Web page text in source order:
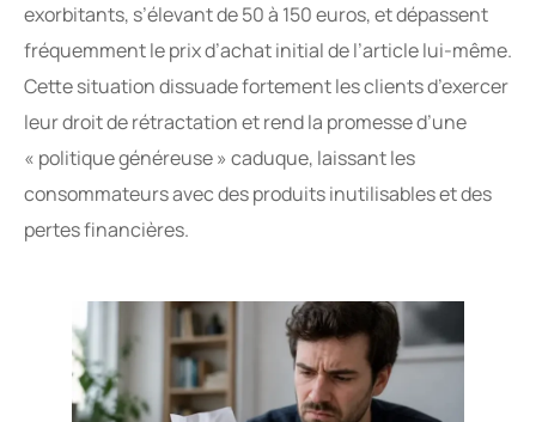
exorbitants, s’élevant de 50 à 150 euros, et dépassent
fréquemment le prix d’achat initial de l’article lui-même.
Cette situation dissuade fortement les clients d’exercer
leur droit de rétractation et rend la promesse d’une
« politique généreuse » caduque, laissant les
consommateurs avec des produits inutilisables et des
pertes financières.